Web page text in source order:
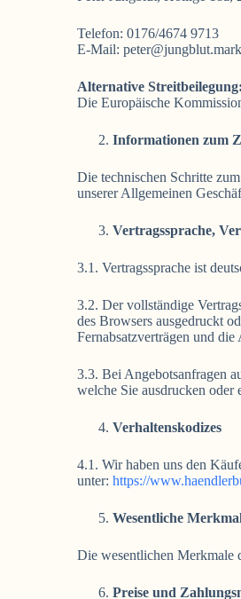
Telefon: 0176/4674 9713
E-Mail:
Alternative Streitbeilegung:
Die Europäische
Informationen zum
Die technischen Schritte
unserer Allgemeinen
Vertragssprache,
3.1. Vertragssprache ist
3.2. Der vollständige
des Browsers ausgedruckt
Fernabsatzverträgen und
3.3. Bei Angebotsanfragen
welche Sie ausdrucken oder
Verhaltenskodizes
4.1. Wir haben uns den
unter:https://
Wesentliche
Die wesentlichen Merkmale
Preise und